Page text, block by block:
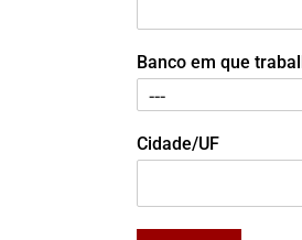
Banco em que
Cidade/UF